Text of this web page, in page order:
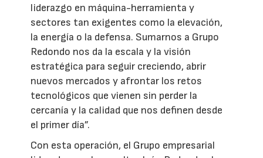
liderazgo en máquina-herramienta y
sectores tan exigentes como la elevación,
la energía o la defensa. Sumarnos a Grupo
Redondo nos da la escala y la visión
estratégica para seguir creciendo, abrir
nuevos mercados y afrontar los retos
tecnológicos que vienen sin perder la
cercanía y la calidad que nos definen desde
el primer día”.
Con esta operación, el Grupo empresarial